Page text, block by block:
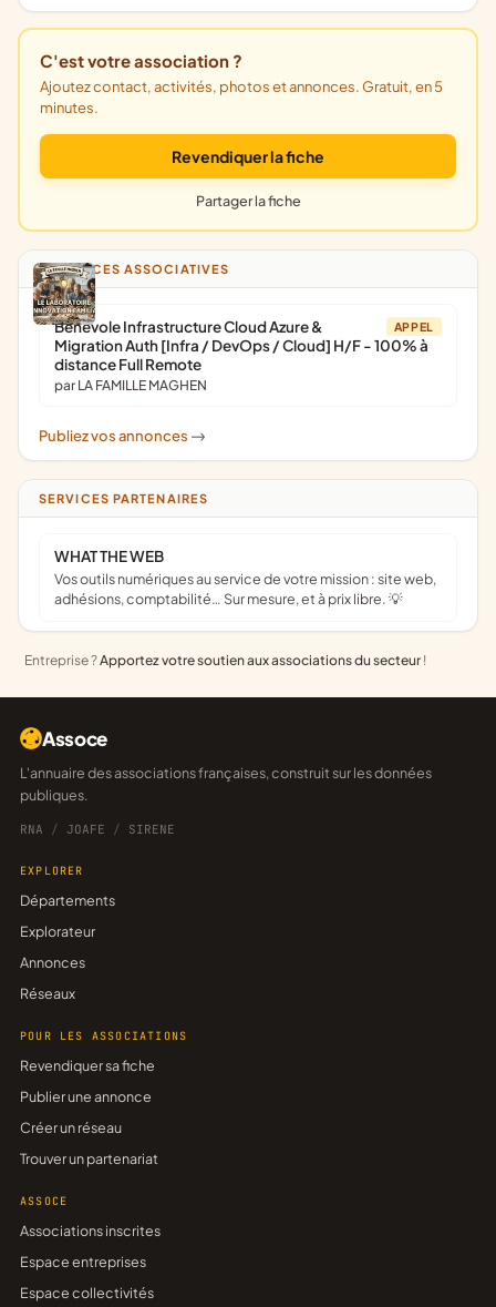
C'est votre association ?
Ajoutez contact, activités, photos et annonces. Gratuit, en 5
minutes.
Revendiquer la fiche
Partager la fiche
ANNONCES ASSOCIATIVES
APPEL
Bénévole Infrastructure Cloud Azure &
Migration Auth [Infra / DevOps / Cloud] H/F - 100% à
distance Full Remote
par LA FAMILLE MAGHEN
Publiez vos annonces ->
SERVICES PARTENAIRES
WHAT THE WEB
Vos outils numériques au service de votre mission : site web,
adhésions, comptabilité… Sur mesure, et à prix libre. 💡
Entreprise ?Apportez votre soutien aux associations du secteur !
Assoce
L'annuaire des associations françaises, construit sur les données
publiques.
RNA / JOAFE / SIRENE
EXPLORER
Départements
Explorateur
Annonces
Réseaux
POUR LES ASSOCIATIONS
Revendiquer sa fiche
Publier une annonce
Créer un réseau
Trouver un partenariat
ASSOCE
Associations inscrites
Espace entreprises
Espace collectivités